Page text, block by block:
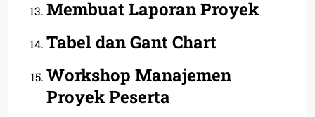
Membuat Laporan Proyek
Tabel dan Gant Chart
Workshop Manajemen
Proyek Peserta